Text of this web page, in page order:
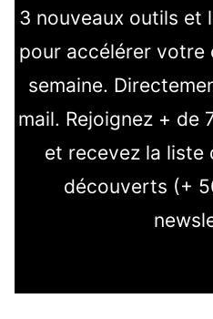
3 nouveaux outils et
pour accélérer votre
semaine.
mail. Rejoignez + de
et recevez la liste
découverts (+